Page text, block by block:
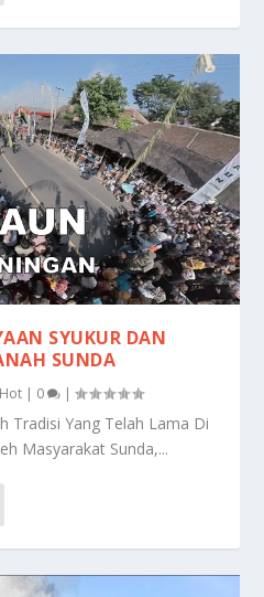
SYUKUR DAN
SUNDA
Hot | 0 |
Tradisi Yang Telah Lama Di
Masyarakat Sunda,...